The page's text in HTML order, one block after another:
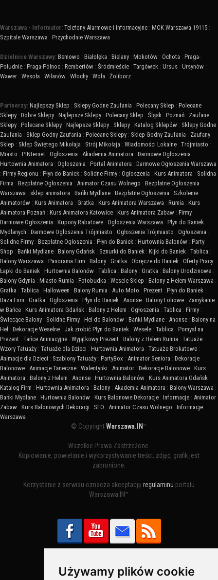
Używamy plików cookie
Warszawa - Informator: Telefony Alarmowe i Informacyjne : MCK Warszawa 19115 :
Szpitale Warszawa : Przychodnie Warszawa
Dzielnice Warszawy: Bemowo : Białołęka : Bielany : Mokotów : Ochota : Praga-
Południe : Praga-Północ : Rembertów : Śródmieście : Targówek : Ursus : Ursynów :
Wawer : Wesoła : Wilanów : Włochy : Wola : Żoliborz
Partnerzy: Najlepszy Sklep : Sklepy Godne Zaufania : Polecany Sklep : Polecane
Sklepy : Dobre Sklepy : Najlepsze Sklepy : Polecany Sklep : Śląsk : Poznań : Zaufane
Sklepy : Polecane Sklepy : Najlepsze Sklepy : Sklepy : Katalog Sklepów : Sklepy Godne
Zaufania : Sklep Godny Zaufania : Polecane Sklepy : Sklep Godny Zaufania : Zaufany
Sklep : Sklep Świętego Mikołaja : Strój Mikołaja : Wiadomości Lokalne : Trójmiasto :
Miasto : PINternet : Ogłoszenia : Akademia Animatora : Darmowe Ogłoszenia :
Hurtownia Animatora : Ogłoszenia : Portal Animatora : Darmowe Ogłoszenia Warszawa
: Firmy Regionu : Płyn do Baniek : Solidne Firmy : Ogłoszenia : Kurs Animatora : Solidna
Firma : Bezpłatne Ogłoszenia : Animator Czasu Wolnego : Bezpłatne Ogłoszenia
Warszawa : sklep animatora : Bańki Mydlane : Bezpłatne Ogłoszenia : Szkolenie
Animatorów : Kurs Animatora : Gratka : Kurs Animatora Warszawa : Rumia : Kurs
Animatora Poznań : Kurs Animatora Katowice : Kurs Animatora Zabaw : Firmy :
Darmowe Ogłoszenia : Kupony Rabatowe : Ogłoszenia Warszawa : Płyn do Baniek
Mydlanych : Darmowe Ogłoszenia Trójmiasto : Ogłoszenia Trójmiasto : Ogłoszenia :
Solidne Firmy : Bezpłatne Ogłoszenia : Płyn do Baniek : Hurtownia Balonów : Party
Shop : Bańki Mydlane : Balony Gdańsk : Sznurki do Baniek : Kijki do Baniek : Tablica :
Balony Warszawa : Panorama Firm : Balony : Gratka : Obręcze do Baniek : Oferty Pracy :
Łapki do Baniek : Hurtownia Balonów : Tablica : Balony : Gratka : Balony Urodzinowe :
Balony Gdynia : Miasto Rumia : Fotobudka : Wesele Sklep : Balony z Helem Warszawa :
Gratka : Tablica : Halloween : Balony Rumia : Auto Moto : Prezent : Płyn do Baniek :
Baza Firm : Gratka : Ogłoszenia : Płyn do Baniek : Anonse : Balony Foliowe : Zamykanie
w Bańce : Kurs Animatora Gdańsk : Balony z Helem : Ogłoszenia : Tablica : Firmy :
Świecące Balony : Solidne Firmy : Hel do Balonów : Bańki Mydlane : Anonse : Balony na
Hel : Dekoracje Weselne : Jak zrobić Płyn do Baniek : Wesele : Tablica : Pomysł na
Prezent : Tańce Animacyjne : Wyjątkowy Prezent : Balony z Helem Rumia : Tatuaże :
Wzory Tatuaży : Tatuaże dla Dzieci : Hurtownia Animatora : Tatuaże Brokatowe :
Animacje dla Dzieci : Szablony Tatuaży : PartyBox : Animator Seniora : Dekoracje
Balonowe : Animacje Taneczne : Walentynki : Animator : Dekoracje Balonowe : Kurs
Animatora : Balony z Helem : Anonse : Hurtownia Balonów : Kurs Animatora Gdańsk :
Katalog Firm : Hurtownia Animatora : Balony : Akademia Animatora : Balony Warszawa :
Bańki Mydlane : Hurtownia Balonów : Kurs Balonowe Dekoracje : Informacje : Animator
Zabaw : Kurs Balonowych Dekoracji : SEO : Animator Czasu Wolnego : Informacje
Warszawa
© CopyrightWarszawa.IN ™
Wszelkie Prawa Zastrzeżone.
Kopiowanie, powielanie i wykorzystywanie treści, zdjęć, grafik jest
zabronione.
Korzystanie z serwisu oznacza akceptację regulaminu portalu
Warszawa.IN™
Bezpieczne Płatności obsługuje: